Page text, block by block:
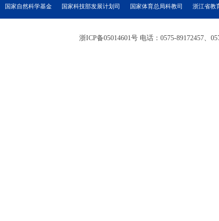
国家自然科学基金 国家科技部发展计划司 国家体育总局科教司 浙江省教
浙ICP备05014601号 电话：0575-89172457、